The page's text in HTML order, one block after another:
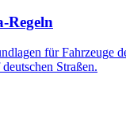
Regeln
für Fahrzeuge
Straßen.